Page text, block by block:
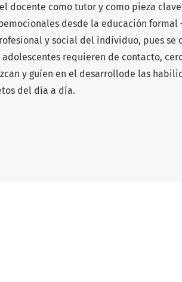
docente como tutor y como pieza
desde la educación
y social del individuo, pues se
requieren de contacto,
y guíen en el desarrollode las
del día a día.